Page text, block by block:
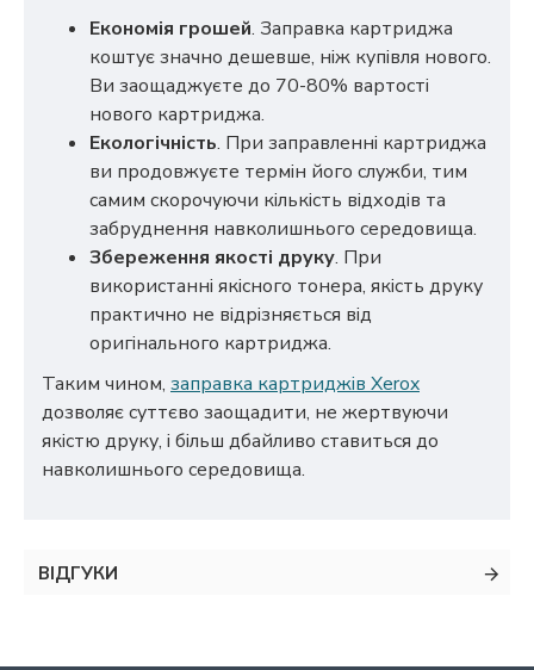
Економія грошей. Заправка картриджа
коштує значно дешевше, ніж купівля нового.
Ви заощаджуєте до 70-80% вартості
нового картриджа.
Екологічність. При заправленні картриджа
ви продовжуєте термін його служби, тим
самим скорочуючи кількість відходів та
забруднення навколишнього середовища.
Збереження якості друку. При
використанні якісного тонера, якість друку
практично не відрізняється від
оригінального картриджа.
Таким чином, заправка картриджів Xerox
дозволяє суттєво заощадити, не жертвуючи
якістю друку, і більш дбайливо ставиться до
навколишнього середовища.
ВІДГУКИ